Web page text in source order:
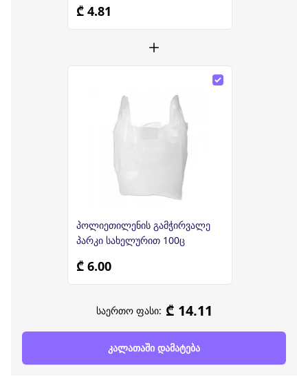
₾ 4.81
პოლიეთილენის გამჭირვალე
პარკი სახელურით 100ც
₾ 6.00
საერთო ფასი: ₾ 14.11
კალათაში დამატება